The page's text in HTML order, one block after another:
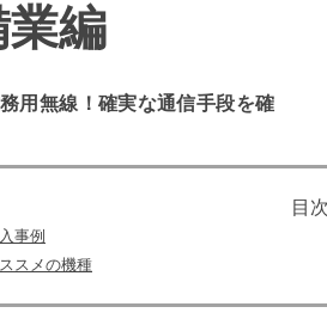
編
用無線！確実な通信手段を確
事例
スメの機種